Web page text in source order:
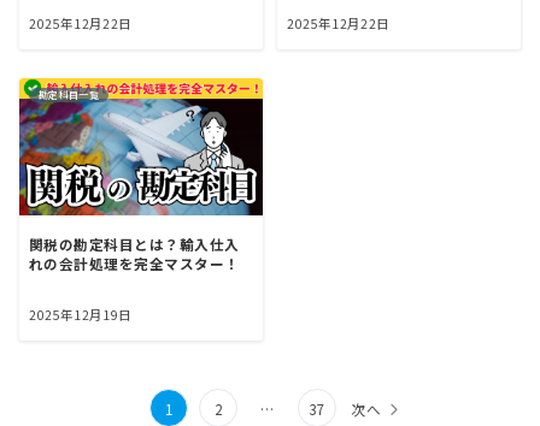
2025年12月22日 2025年12月22日
勘定科目一覧
関税の勘定科目とは？輸入仕入
れの会計処理を完全マスター！
2025年12月19日
1 2 … 37 次へ